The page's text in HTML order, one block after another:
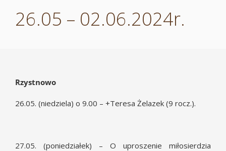
26.05 – 02.06.2024r.
Rzystnowo
26.05. (niedziela) o 9.00 – +Teresa Żelazek (9 rocz.).
27.05. (poniedziałek) – O uproszenie miłosierdzia